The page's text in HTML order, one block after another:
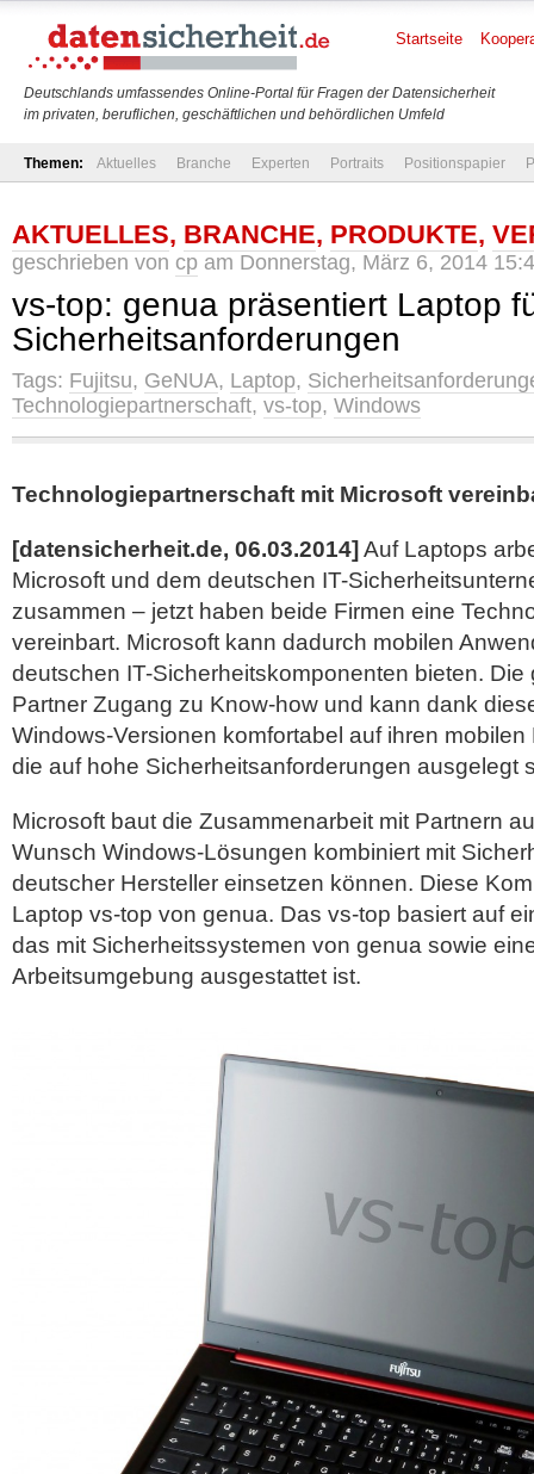
Deutschlands umfassendes Online-Portal für Fragen der Datensicherheit
im privaten, beruflichen, geschäftlichen und behördlichen Umfeld
Startseite
Themen: Aktuelles Branche Experten Portraits Positionspapier
AKTUELLES, BRANCHE, PRODUKTE,
geschrieben von cp am Donnerstag, März 6, 2014
vs-top: genua präsentiert Laptop
Sicherheitsanforderungen
Tags: Fujitsu, GeNUA, Laptop,
Technologiepartnerschaft, vs-top, Windows
Technologiepartnerschaft mit Microsoft
[datensicherheit.de, 06.03.2014] Auf Laptops
Microsoft und dem deutschen IT-
zusammen – jetzt haben beide Firmen eine
vereinbart. Microsoft kann dadurch mobilen
deutschen IT-Sicherheitskomponenten bieten. Die
Partner Zugang zu Know-how und kann dank
Windows-Versionen komfortabel auf ihren
die auf hohe Sicherheitsanforderungen ausgelegt
Microsoft baut die Zusammenarbeit mit Partnern
Wunsch Windows-Lösungen kombiniert mit
deutscher Hersteller einsetzen können. Diese
Laptop vs-top von genua. Das vs-top basiert auf
das mit Sicherheitssystemen von genua sowie
Arbeitsumgebung ausgestattet ist.